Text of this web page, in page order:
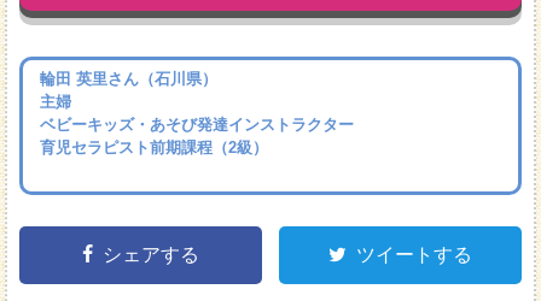
輪田 英里さん（石川県）
主婦
ベビーキッズ・あそび発達インストラクター
育児セラピスト前期課程（2級）
シェアする ツイートする